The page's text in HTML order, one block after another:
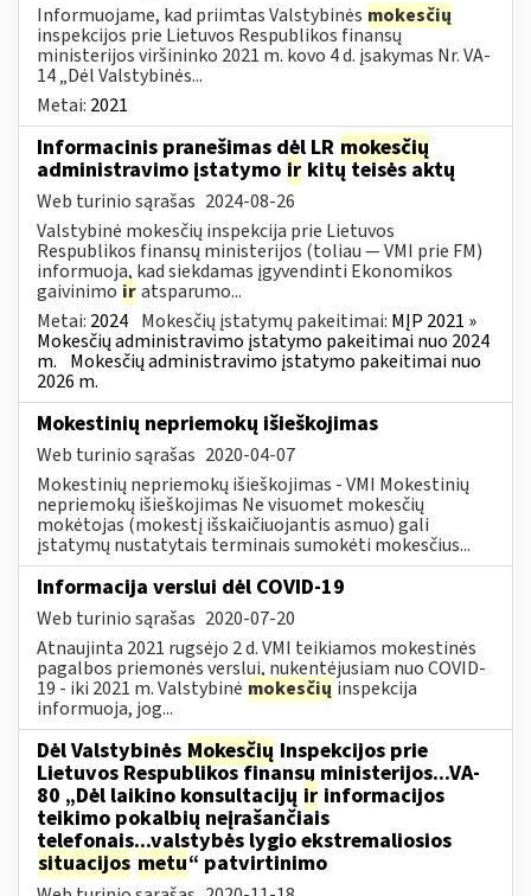
Informuojame, kad priimtas Valstybinės mokesčių
inspekcijos prie Lietuvos Respublikos finansų
ministerijos viršininko 2021 m. kovo 4 d. įsakymas Nr. VA-
14 „Dėl Valstybinės...
Metai: 2021
Informacinis pranešimas dėl LR mokesčių
administravimo įstatymo ir kitų teisės aktų
Web turinio sąrašas 2024-08-26
Valstybinė mokesčių inspekcija prie Lietuvos
Respublikos finansų ministerijos (toliau — VMI prie FM)
informuoja, kad siekdamas įgyvendinti Ekonomikos
gaivinimo iratsparumo...
Metai: 2024 Mokesčių įstatymų pakeitimai: MĮP 2021 »
Mokesčių administravimo įstatymo pakeitimai nuo 2024
m. Mokesčių administravimo įstatymo pakeitimai nuo
2026 m.
Mokestinių nepriemokų išieškojimas
Web turinio sąrašas 2020-04-07
Mokestinių nepriemokų išieškojimas - VMI Mokestinių
nepriemokų išieškojimas Ne visuomet mokesčių
mokėtojas (mokestį išskaičiuojantis asmuo) gali
įstatymų nustatytais terminais sumokėti mokesčius...
Informacija verslui dėl COVID-19
Web turinio sąrašas 2020-07-20
Atnaujinta 2021 rugsėjo 2 d. VMI teikiamos mokestinės
pagalbos priemonės verslui, nukentėjusiam nuo COVID-
19 - iki 2021 m. Valstybinė mokesčių inspekcija
informuoja, jog...
Dėl Valstybinės Mokesčių Inspekcijos prie
Lietuvos Respublikos finansų ministerijos...VA-
80 „Dėl laikino konsultacijų ir informacijos
teikimo pokalbių neįrašančiais
telefonais...valstybės lygio ekstremaliosios
situacijos metu“ patvirtinimo